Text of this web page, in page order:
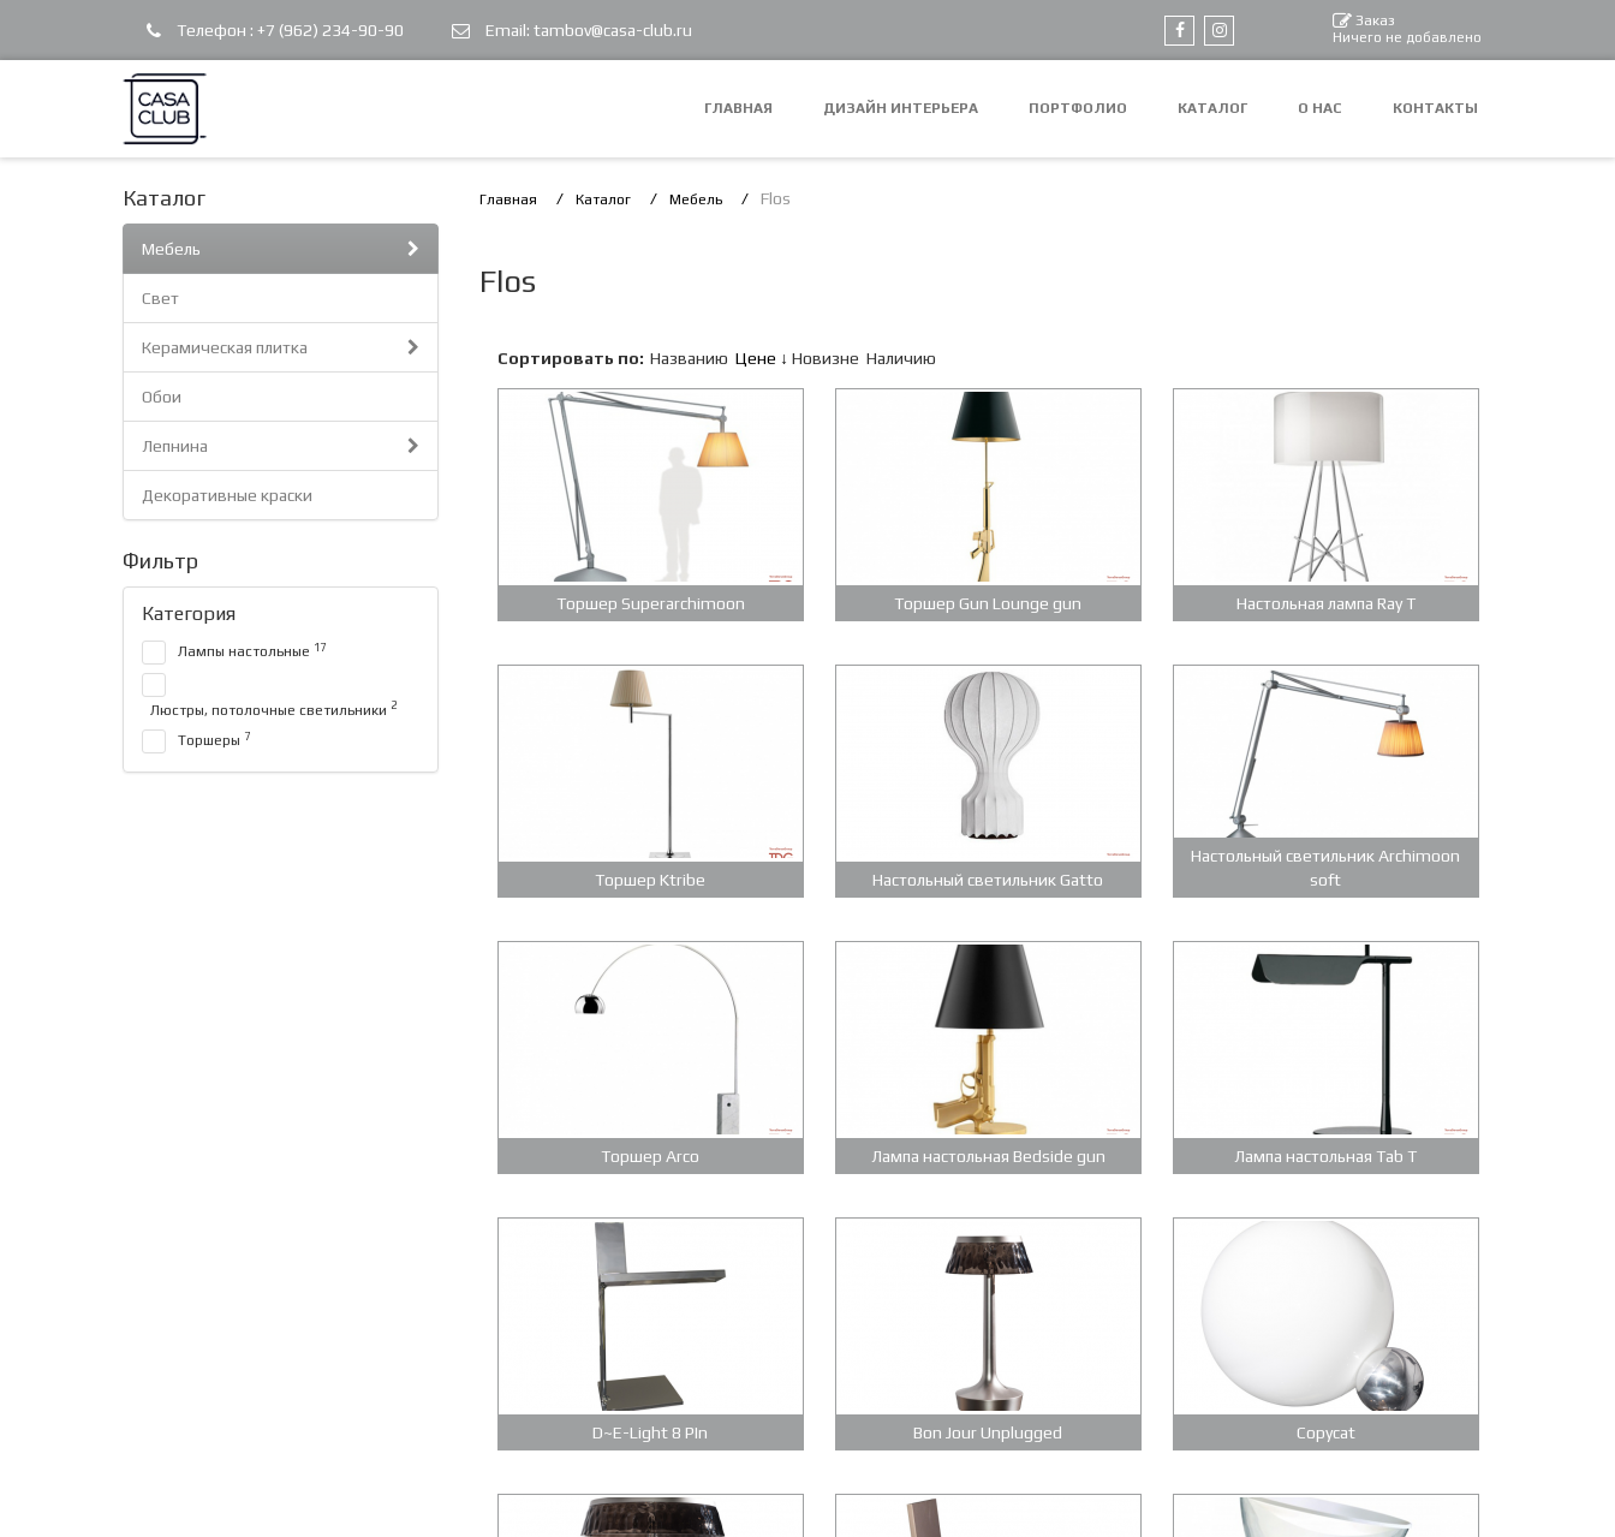
Телефон : +7 (962) 234-90-90 Email: tambov@casa-club.ru Заказ
Ничего не добавлено
ГЛАВНАЯ ДИЗАЙН ИНТЕРЬЕРА ПОРТФОЛИО КАТАЛОГ О НАС КОНТАКТЫ
Каталог
Мебель
Свет
Керамическая плитка
Обои
Лепнина
Декоративные краски
Фильтр
Категория
Лампы настольные 17
Люстры, потолочные светильники 2
Торшеры 7
Главная Каталог Мебель Flos
Flos
Сортировать по: Названию Цене Новизне Наличию
Торшер Superarchimoon Торшер Gun Lounge gun Настольная лампа Ray T
Торшер Ktribe Настольный светильник Gatto
Настольный светильник Archimoon
soft
Торшер Arco Лампа настольная Bedside gun Лампа настольная Tab T
D~E-Light 8 PIn Bon Jour Unplugged Copycat